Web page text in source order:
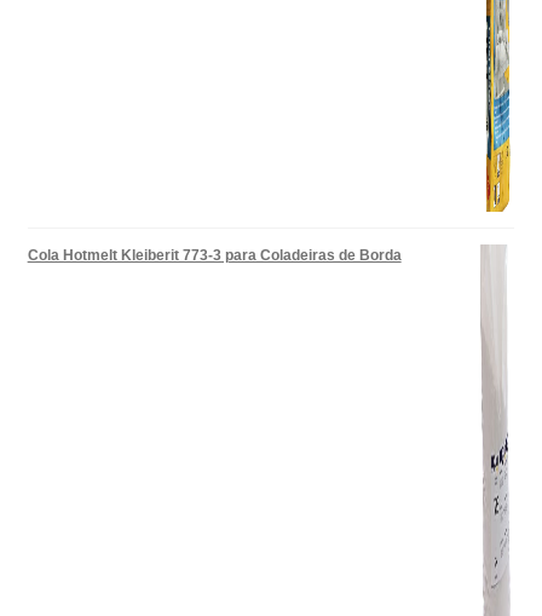
Cola Hotmelt Kleiberit 773-3 para Coladeiras de Borda